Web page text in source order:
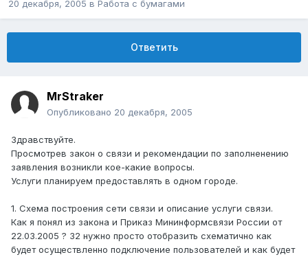
20 декабря, 2005 в Работа с бумагами
Ответить
MrStraker
Опубликовано 20 декабря, 2005
Здравствуйте.
Просмотрев закон о связи и рекомендации по заполненению
заявления возникли кое-какие вопросы.
Услуги планируем предоставлять в одном городе.
1. Cхема построения сети связи и описание услуги связи.
Как я понял из закона и Приказ Мининформсвязи России от
22.03.2005 ? 32 нужно просто отобразить схематично как
будет осуществленно подключение пользователей и как будет